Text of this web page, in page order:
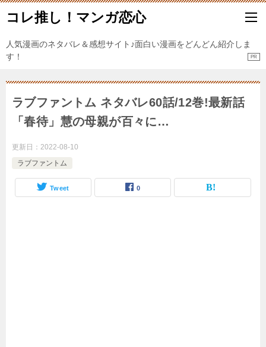
コレ推し！マンガ恋心
人気漫画のネタバレ＆感想サイト♪面白い漫画をどんどん紹介しま
す！
ラブファントム ネタバレ60話/12巻!最新話
「春待」慧の母親が百々に…
更新日： 2022-08-10
ラブファントム
Tweet 0